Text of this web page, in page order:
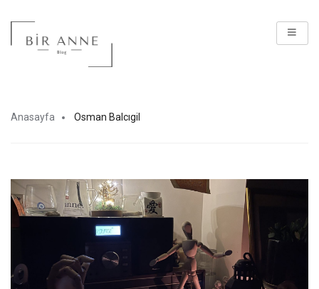
Anasayfa Osman Balcıgil